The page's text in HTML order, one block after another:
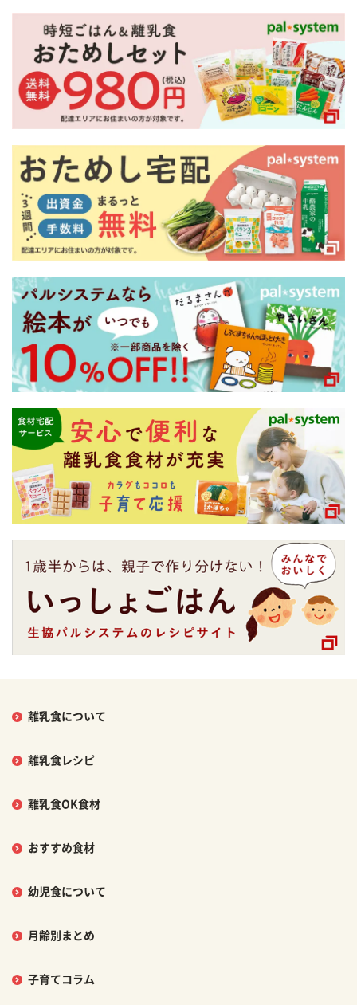
離乳食について
離乳食レシピ
離乳食OK食材
おすすめ食材
幼児食について
月齢別まとめ
子育てコラム